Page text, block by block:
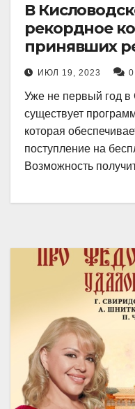
В
рекордное
принявших
целью
ИЮЛ 19, 2023
Уже не первый год в
существует
которая
поступление на
Возможность